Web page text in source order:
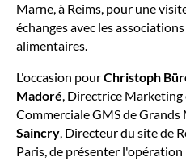
Marne, à Reims, pour une
échanges avec les
alimentaires.
L'occasion pourChristoph
Madoré, Directrice Marketing
Commerciale GMS de
Saincry, Directeur du site de
Paris, de présenter